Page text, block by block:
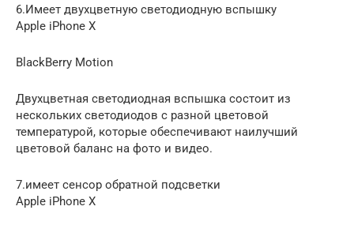
6.Имеет двухцветную светодиодную вспышку
Apple iPhone X
BlackBerry Motion
Двухцветная светодиодная вспышка состоит из
нескольких светодиодов с разной цветовой
температурой, которые обеспечивают наилучший
цветовой баланс на фото и видео.
7.имеет сенсор обратной подсветки
Apple iPhone X